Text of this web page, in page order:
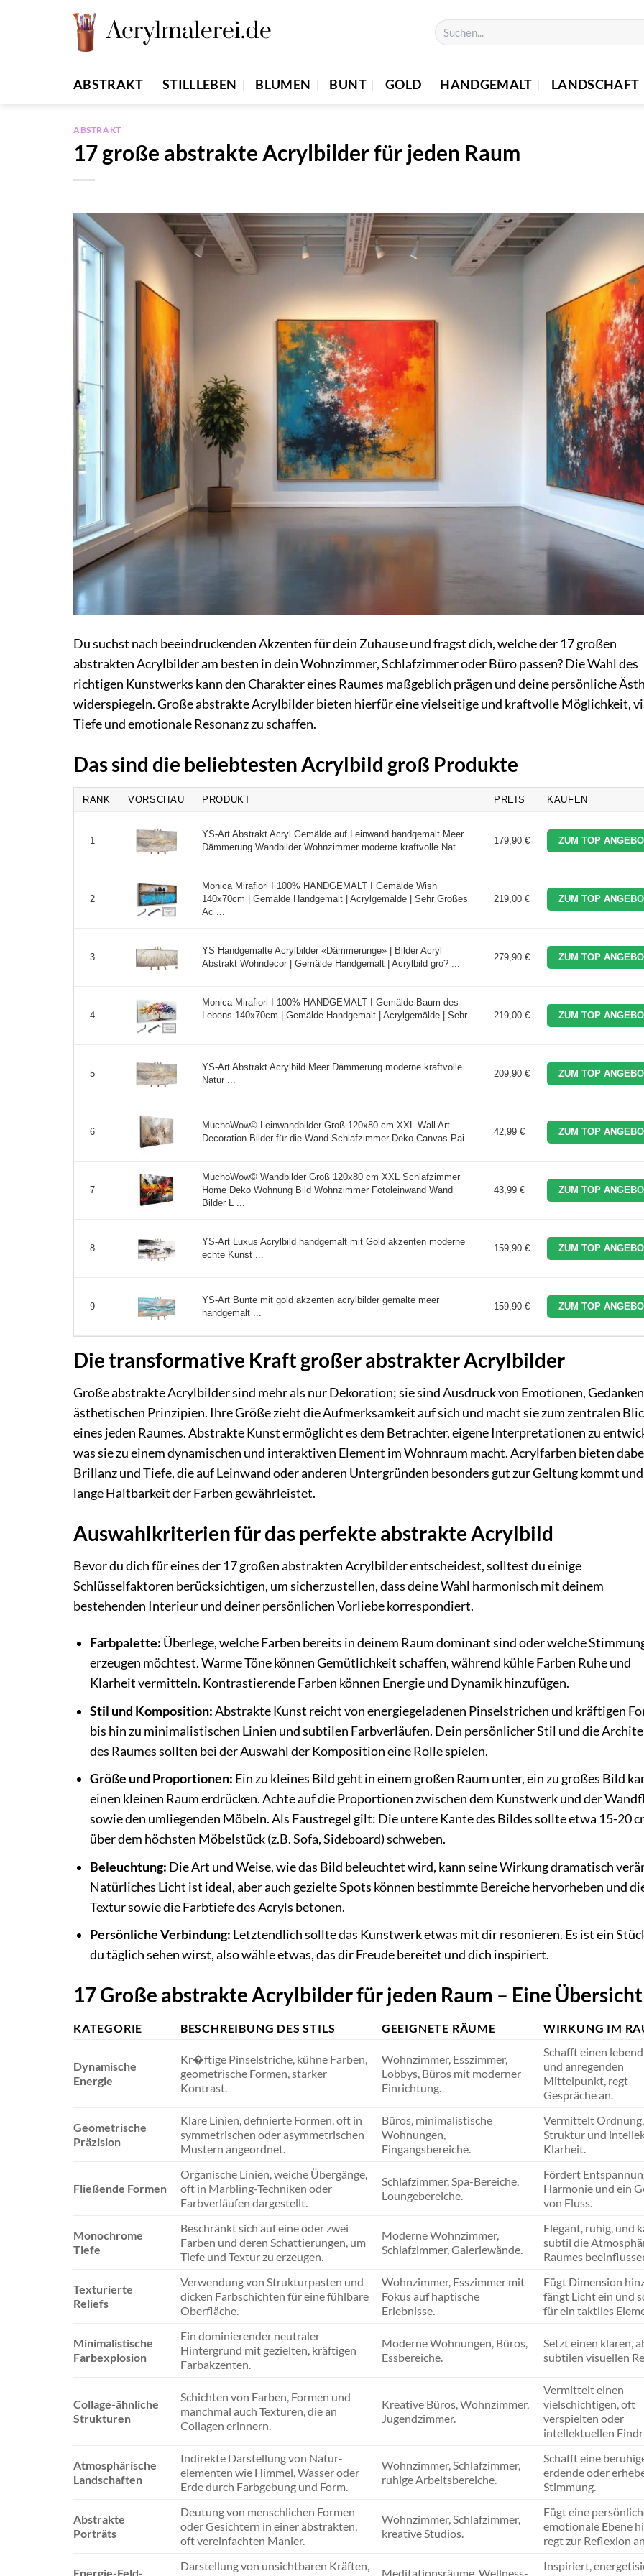
ABSTRAKT STILLLEBEN BLUMEN BUNT GOLD HANDGEMALT LANDSCHAFT
ABSTRAKT
17 große abstrakte Acrylbilder für jeden Raum
Du suchst nach beeindruckenden Akzenten für dein Zuhause und fragst dich, welche der 17 großen
abstrakten Acrylbilder am besten in dein Wohnzimmer, Schlafzimmer oder Büro passen? Die Wahl des
richtigen Kunstwerks kann den Charakter eines Raumes maßgeblich prägen und deine persönliche
widerspiegeln. Große abstrakte Acrylbilder bieten hierfür eine vielseitige und kraftvolle Möglichkeit,
Tiefe und emotionale Resonanz zu schaffen.
Das sind die beliebtesten Acrylbild groß Produkte
RANK VORSCHAU PRODUKT PREIS KAUFEN
1
YS-Art Abstrakt Acryl Gemälde auf Leinwand handgemalt Meer
Dämmerung Wandbilder Wohnzimmer moderne kraftvolle Nat ...
179,90 € ZUM TOP
2
Monica Mirafiori I 100% HANDGEMALT I Gemälde Wish
140x70cm | Gemälde Handgemalt | Acrylgemälde | Sehr Großes
Ac ...
219,00 € ZUM TOP
3
YS Handgemalte Acrylbilder «Dämmerunge» | Bilder Acryl
Abstrakt Wohndecor | Gemälde Handgemalt | Acrylbild gro? ...
279,90 € ZUM TOP
4
Monica Mirafiori I 100% HANDGEMALT I Gemälde Baum des
Lebens 140x70cm | Gemälde Handgemalt | Acrylgemälde | Sehr
...
219,00 € ZUM TOP
5
YS-Art Abstrakt Acrylbild Meer Dämmerung moderne kraftvolle
Natur ...
209,90 € ZUM TOP
6
MuchoWow© Leinwandbilder Groß 120x80 cm XXL Wall Art
Decoration Bilder für die Wand Schlafzimmer Deko Canvas Pai ...
42,99 € ZUM TOP
7
MuchoWow© Wandbilder Groß 120x80 cm XXL Schlafzimmer
Home Deko Wohnung Bild Wohnzimmer Fotoleinwand Wand
Bilder L ...
43,99 € ZUM TOP
8
YS-Art Luxus Acrylbild handgemalt mit Gold akzenten moderne
echte Kunst ...
159,90 € ZUM TOP
9
YS-Art Bunte mit gold akzenten acrylbilder gemalte meer
handgemalt ...
159,90 € ZUM TOP
Die transformative Kraft großer abstrakter Acrylbilder
Große abstrakte Acrylbilder sind mehr als nur Dekoration; sie sind Ausdruck von Emotionen,
ästhetischen Prinzipien. Ihre Größe zieht die Aufmerksamkeit auf sich und macht sie zum zentralen
eines jeden Raumes. Abstrakte Kunst ermöglicht es dem Betrachter, eigene Interpretationen zu
was sie zu einem dynamischen und interaktiven Element im Wohnraum macht. Acrylfarben bieten
Brillanz und Tiefe, die auf Leinwand oder anderen Untergründen besonders gut zur Geltung kommt
lange Haltbarkeit der Farben gewährleistet.
Auswahlkriterien für das perfekte abstrakte Acrylbild
Bevor du dich für eines der 17 großen abstrakten Acrylbilder entscheidest, solltest du einige
Schlüsselfaktoren berücksichtigen, um sicherzustellen, dass deine Wahl harmonisch mit deinem
bestehenden Interieur und deiner persönlichen Vorliebe korrespondiert.
Farbpalette: Überlege, welche Farben bereits in deinem Raum dominant sind oder welche
erzeugen möchtest. Warme Töne können Gemütlichkeit schaffen, während kühle Farben Ruhe und
Klarheit vermitteln. Kontrastierende Farben können Energie und Dynamik hinzufügen.
Stil und Komposition:Abstrakte Kunst reicht von energiegeladenen Pinselstrichen und kräftigen
bis hin zu minimalistischen Linien und subtilen Farbverläufen. Dein persönlicher Stil und die
des Raumes sollten bei der Auswahl der Komposition eine Rolle spielen.
Größe und Proportionen: Ein zu kleines Bild geht in einem großen Raum unter, ein zu großes Bild
einen kleinen Raum erdrücken. Achte auf die Proportionen zwischen dem Kunstwerk und der
sowie den umliegenden Möbeln. Als Faustregel gilt: Die untere Kante des Bildes sollte etwa 15-20
über dem höchsten Möbelstück (z.B. Sofa, Sideboard) schweben.
Beleuchtung: Die Art und Weise, wie das Bild beleuchtet wird, kann seine Wirkung dramatisch
Natürliches Licht ist ideal, aber auch gezielte Spots können bestimmte Bereiche hervorheben und
Textur sowie die Farbtiefe des Acryls betonen.
Persönliche Verbindung: Letztendlich sollte das Kunstwerk etwas mit dir resonieren. Es ist ein
du täglich sehen wirst, also wähle etwas, das dir Freude bereitet und dich inspiriert.
17 Große abstrakte Acrylbilder für jeden Raum – Eine Übersicht
KATEGORIE BESCHREIBUNG DES STILS GEEIGNETE RÄUME WIRKUNG IM
Dynamische
Energie
Kr�ftige Pinselstriche, kühne Farben,
geometrische Formen, starker
Kontrast.
Wohnzimmer, Esszimmer,
Lobbys, Büros mit moderner
Einrichtung.
Schafft einen
und anregenden
Mittelpunkt, regt
Gespräche an.
Geometrische
Präzision
Klare Linien, definierte Formen, oft in
symmetrischen oder asymmetrischen
Mustern angeordnet.
Büros, minimalistische
Wohnungen,
Eingangsbereiche.
Vermittelt Ordnung,
Struktur und
Klarheit.
Fließende Formen
Organische Linien, weiche Übergänge,
oft in Marbling-Techniken oder
Farbverläufen dargestellt.
Schlafzimmer, Spa-Bereiche,
Loungebereiche.
Fördert
Harmonie und ein
von Fluss.
Monochrome
Tiefe
Beschränkt sich auf eine oder zwei
Farben und deren Schattierungen, um
Tiefe und Textur zu erzeugen.
Moderne Wohnzimmer,
Schlafzimmer, Galeriewände.
Elegant, ruhig, und
subtil die
Raumes
Texturierte
Reliefs
Verwendung von Strukturpasten und
dicken Farbschichten für eine fühlbare
Oberfläche.
Wohnzimmer, Esszimmer mit
Fokus auf haptische
Erlebnisse.
Fügt Dimension
fängt Licht ein und
für ein taktiles
Minimalistische
Farbexplosion
Ein dominierender neutraler
Hintergrund mit gezielten, kräftigen
Farbakzenten.
Moderne Wohnungen, Büros,
Essbereiche.
Setzt einen klaren,
subtilen visuellen
Collage-ähnliche
Strukturen
Schichten von Farben, Formen und
manchmal auch Texturen, die an
Collagen erinnern.
Kreative Büros, Wohnzimmer,
Jugendzimmer.
Vermittelt einen
vielschichtigen, oft
verspielten oder
intellektuellen
Atmosphärische
Landschaften
Indirekte Darstellung von Natur­
elementen wie Himmel, Wasser oder
Erde durch Farbgebung und Form.
Wohnzimmer, Schlafzimmer,
ruhige Arbeitsbereiche.
Schafft eine
erdende oder
Stimmung.
Abstrakte
Porträts
Deutung von menschlichen Formen
oder Gesichtern in einer abstrakten,
oft vereinfachten Manier.
Wohnzimmer, Schlafzimmer,
kreative Studios.
Fügt eine
emotionale Ebene
regt zur Reflexion
Energie-Feld-
Darstellung von unsichtbaren Kräften,
Meditationsräume, Wellness-
Inspiriert,